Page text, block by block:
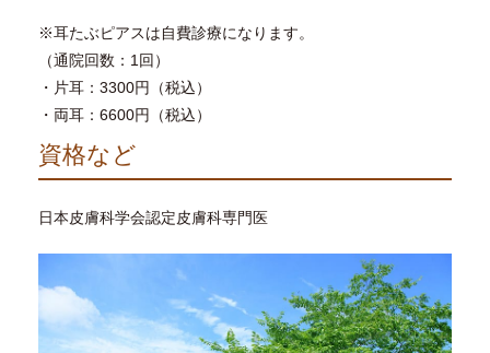
※耳たぶピアスは自費診療になります。
（通院回数：1回）
・片耳： 3300円（税込）
・両耳： 6600円（税込）
資格など
日本皮膚科学会認定皮膚科専門医